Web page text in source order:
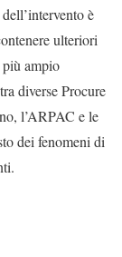
è
ulteriori
più ampio
diverse Procure
l’ARPAC e le
dei fenomeni di